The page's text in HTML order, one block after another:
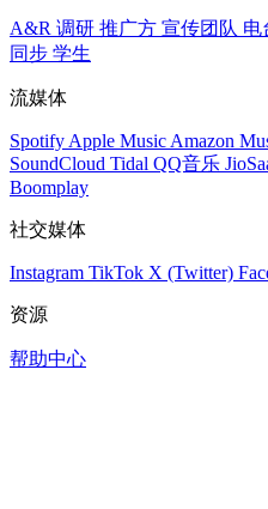
A&R 调研 推广方 宣传团队 电
同步 学生
流媒体
Spotify Apple Music Amazon
SoundCloud Tidal QQ音乐
Boomplay
社交媒体
Instagram TikTok X (Twitter)
资源
帮助中心